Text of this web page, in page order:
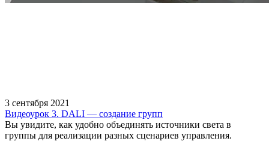
3 сентября 2021
Видеоурок 3. DALI — создание групп
Вы увидите, как удобно объединять источники света в
группы для реализации разных сценариев управления.